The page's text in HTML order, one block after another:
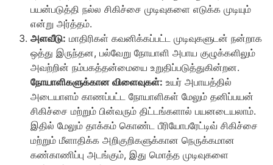
பயன்படுத்தி நல்ல சிகிச்சை முடிவுகளை எடுக்க முடியும்
என்று அர்த்தம்.
அளவீடு: மாதிரிகள் கவனிக்கப்பட்ட முடிவுகளுடன் நன்றாக
ஒத்து இருந்தன, பல்வேறு நோயாளி அபாய குழுக்களிலும்
அவற்றின் நம்பகத்தன்மையை உறுதிப்படுத்துகின்றன.
நோயாளிகளுக்கான விளைவுகள்: உயர் அபாயத்தில்
அடையாளம் காணப்பட்ட நோயாளிகள் மேலும் தனிப்பயன்
சிகிச்சை மற்றும் பின்வரும் திட்டங்களால் பயனடையலாம்.
இதில் மேலும் தாக்கம் கொண்ட பீரியோபரேட்டிவ் சிகிச்சை
மற்றும் மீளாதிக்க அறிகுறிகளுக்கான நெருக்கமான
கண்காணிப்பு அடங்கும், இது மொத்த முடிவுகளை